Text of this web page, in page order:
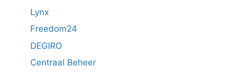
Lynx
Freedom24
DEGIRO
Centraal Beheer